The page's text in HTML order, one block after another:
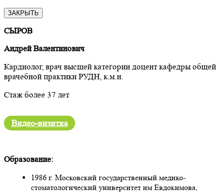
ЗАКРЫТЬ
СЫРОВ
Андрей Валентинович
Кардиолог, врач высшей категории доцент кафедры общей
врачебной практики РУДН, к.м.н.
Стаж более 37 лет
Видео-визитка
Образование:
1986 г. Московский государственный медико-
стоматологический университет им Евдокимова,